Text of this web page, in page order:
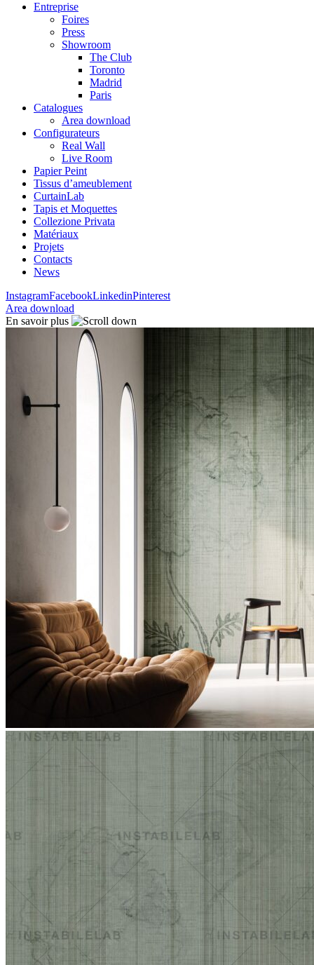
Entreprise
Foires
Press
Showroom
The Club
Toronto
Madrid
Paris
Catalogues
Area download
Configurateurs
Real Wall
Live Room
Papier Peint
Tissus d’ameublement
CurtainLab
Tapis et Moquettes
Collezione Privata
Matériaux
Projets
Contacts
News
InstagramFacebookLinkedinPinterest
Area download
En savoir plus